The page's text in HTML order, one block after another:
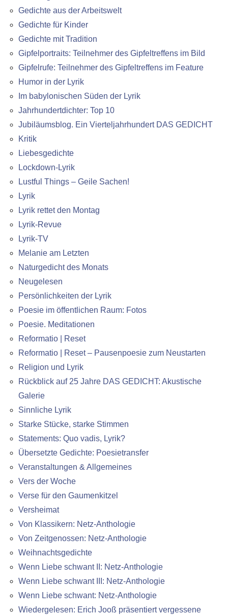
Gedichte aus der Arbeitswelt
Gedichte für Kinder
Gedichte mit Tradition
Gipfelportraits: Teilnehmer des Gipfeltreffens im Bild
Gipfelrufe: Teilnehmer des Gipfeltreffens im Feature
Humor in der Lyrik
Im babylonischen Süden der Lyrik
Jahrhundertdichter: Top 10
Jubiläumsblog. Ein Vierteljahrhundert DAS GEDICHT
Kritik
Liebesgedichte
Lockdown-Lyrik
Lustful Things – Geile Sachen!
Lyrik
Lyrik rettet den Montag
Lyrik-Revue
Lyrik-TV
Melanie am Letzten
Naturgedicht des Monats
Neugelesen
Persönlichkeiten der Lyrik
Poesie im öffentlichen Raum: Fotos
Poesie. Meditationen
Reformatio | Reset
Reformatio | Reset – Pausenpoesie zum Neustarten
Religion und Lyrik
Rückblick auf 25 Jahre DAS GEDICHT: Akustische
Galerie
Sinnliche Lyrik
Starke Stücke, starke Stimmen
Statements: Quo vadis, Lyrik?
Übersetzte Gedichte: Poesietransfer
Veranstaltungen & Allgemeines
Vers der Woche
Verse für den Gaumenkitzel
Versheimat
Von Klassikern: Netz-Anthologie
Von Zeitgenossen: Netz-Anthologie
Weihnachtsgedichte
Wenn Liebe schwant II: Netz-Anthologie
Wenn Liebe schwant III: Netz-Anthologie
Wenn Liebe schwant: Netz-Anthologie
Wiedergelesen: Erich Jooß präsentiert vergessene